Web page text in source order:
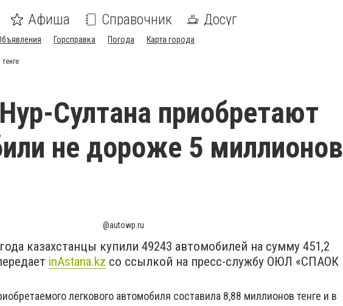
Афиша Справочник Досуг
Горсправка Погода Карта города
Султана приобретают
не дороже 5 миллионов
@autowp.ru
казахстанцы купили 49243 автомобилей на сумму 451,2
inAstana.kz со ссылкой на пресс-службу ОЮЛ «СПАОК
легкового автомобиля составила 8,88 миллионов тенге и в